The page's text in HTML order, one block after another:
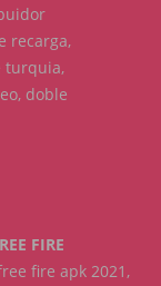
recarga,
turquia,
doble
FIRE
fire apk 2021,